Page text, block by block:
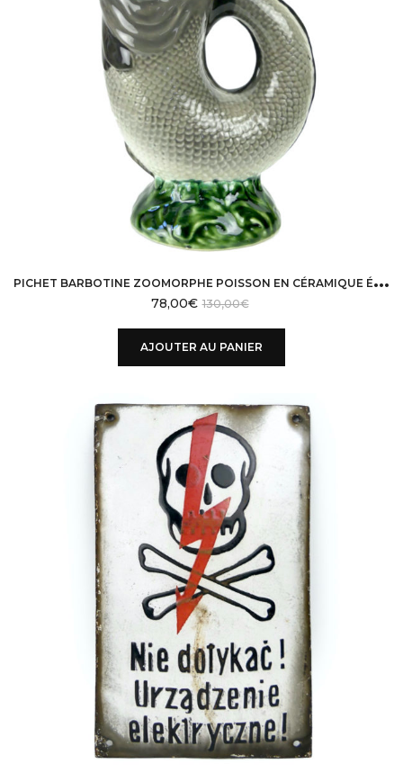
P
ICHET BARBOTINE ZOOMORPHE POISSON EN CÉRAMIQUE ÉMAILLÉE DE LA MI-XXE
130,00€
78,00€
AJOUTER AU PANIER